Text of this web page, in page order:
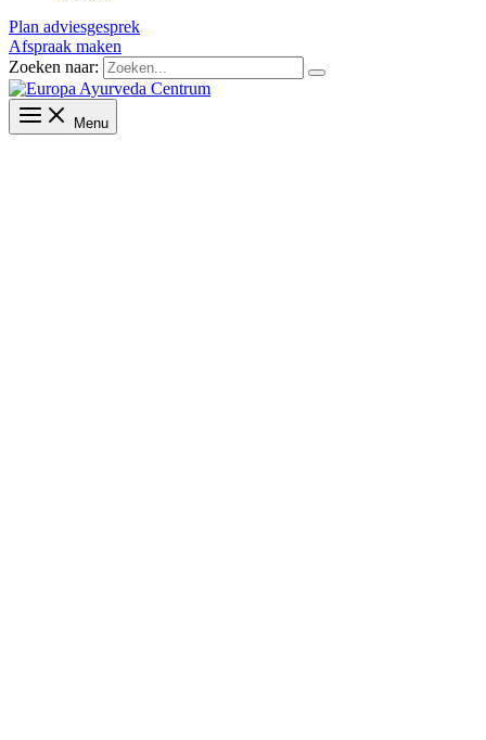
Plan adviesgesprek
Afspraak maken
Zoeken naar:
Menu